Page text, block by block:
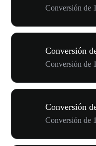
Conversión de
Conversión
Conversión de
Conversión
Conversión de